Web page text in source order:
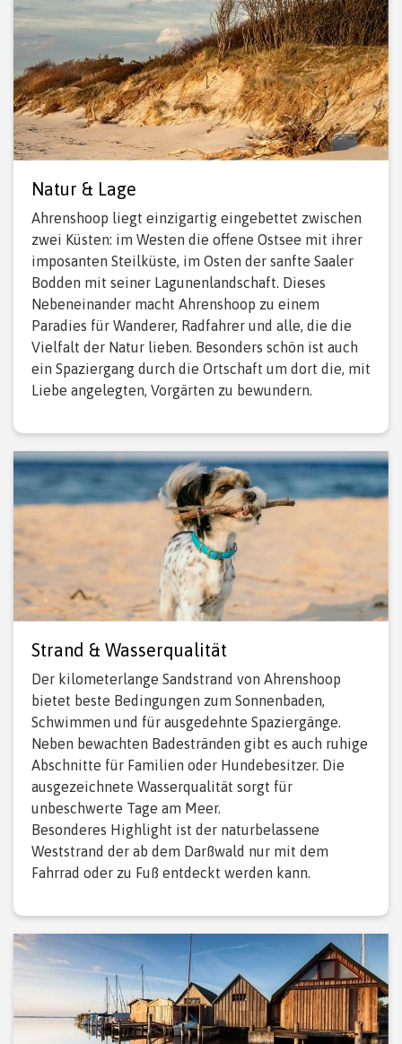
Natur & Lage
Ahrenshoop liegt einzigartig eingebettet zwischen
zwei Küsten: im Westen die offene Ostsee mit ihrer
imposanten Steilküste, im Osten der sanfte Saaler
Bodden mit seiner Lagunenlandschaft. Dieses
Nebeneinander macht Ahrenshoop zu einem
Paradies für Wanderer, Radfahrer und alle, die die
Vielfalt der Natur lieben. Besonders schön ist auch
ein Spaziergang durch die Ortschaft um dort die, mit
Liebe angelegten, Vorgärten zu bewundern.
Strand & Wasserqualität
Der kilometerlange Sandstrand von Ahrenshoop
bietet beste Bedingungen zum Sonnenbaden,
Schwimmen und für ausgedehnte Spaziergänge.
Neben bewachten Badestränden gibt es auch ruhige
Abschnitte für Familien oder Hundebesitzer. Die
ausgezeichnete Wasserqualität sorgt für
unbeschwerte Tage am Meer.
Besonderes Highlight ist der naturbelassene
Weststrand der ab dem Darßwald nur mit dem
Fahrrad oder zu Fuß entdeckt werden kann.